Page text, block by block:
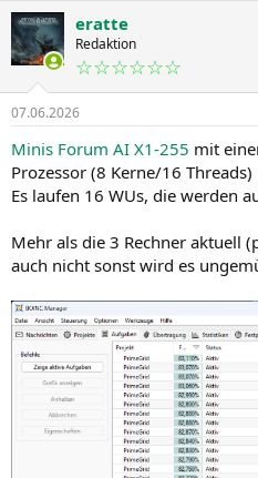
eratte
Redaktion
☆☆☆☆☆☆
07.06.2026
Minis Forum AI X1-255 mit
Prozessor (8 Kerne/16 Threads)
Es laufen 16 WUs, die werden
Mehr als die 3 Rechner aktuell
auch nicht sonst wird es